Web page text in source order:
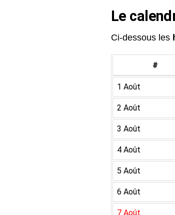
Le
Ci-dessous les
#
1 Août
2 Août
3 Août
4 Août
5 Août
6 Août
7 Août